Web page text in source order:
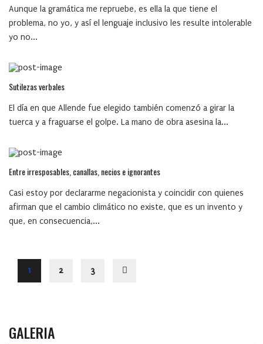
Aunque la gramática me repruebe, es ella la que tiene el
problema, no yo, y así el lenguaje inclusivo les resulte intolerable
yo no...
Sutilezas verbales
El día en que Allende fue elegido también comenzó a girar la
tuerca y a fraguarse el golpe. La mano de obra asesina la...
Entre irresposables, canallas, necios e ignorantes
Casi estoy por declararme negacionista y coincidir con quienes
afirman que el cambio climático no existe, que es un invento y
que, en consecuencia,...
1 2 3
GALERIA